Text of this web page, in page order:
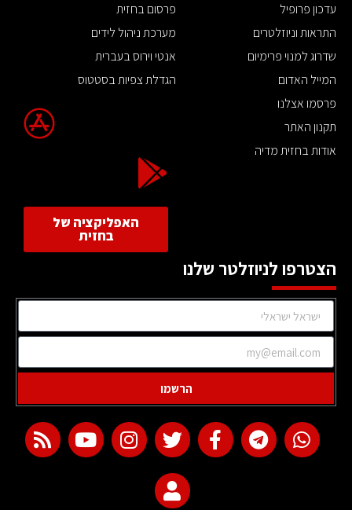
עדכון פרופיל
התראות וניוזלטרים
שדרוג למנוי פרימיום
המייל האדום
פרסמו אצלנו
תקנון האתר
אודות בחזית מדיה
פרסום בחזית
מערכת ניהול לידים
אנטי וירוס בעברית
הגדלת צפיות בסטטוס
האפליקציה של
בחזית
הצטרפו לניוזלטר שלנו
הרשמו